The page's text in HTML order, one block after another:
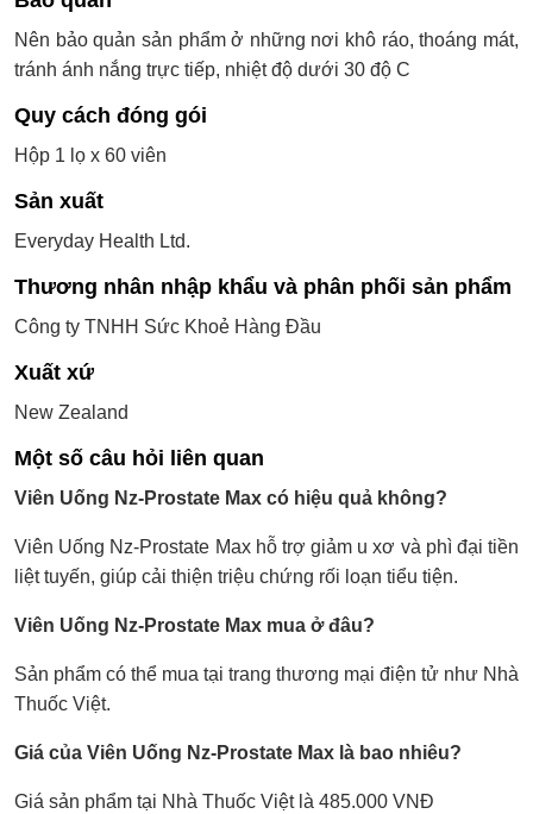
Nên bảo quản sản phẩm ở những nơi khô ráo, thoáng mát,
tránh ánh nắng trực tiếp, nhiệt độ dưới 30 độ C
Quy cách đóng gói
Hộp 1 lọ x 60 viên
Sản xuất
Everyday Health Ltd.
Thương nhân nhập khẩu và phân phối sản phẩm
Công ty TNHH Sức Khoẻ Hàng Đầu
Xuất xứ
New Zealand
Một số câu hỏi liên quan
Viên Uống Nz-Prostate Max có hiệu quả không?
Viên Uống Nz-Prostate Max hỗ trợ giảm u xơ và phì đại tiền
liệt tuyến, giúp cải thiện triệu chứng rối loạn tiểu tiện.
Viên Uống Nz-Prostate Max mua ở đâu?
Sản phẩm có thể mua tại trang thương mại điện tử như Nhà
Thuốc Việt.
Giá của Viên Uống Nz-Prostate Max là bao nhiêu?
Giá sản phẩm tại Nhà Thuốc Việt là 485.000 VNĐ